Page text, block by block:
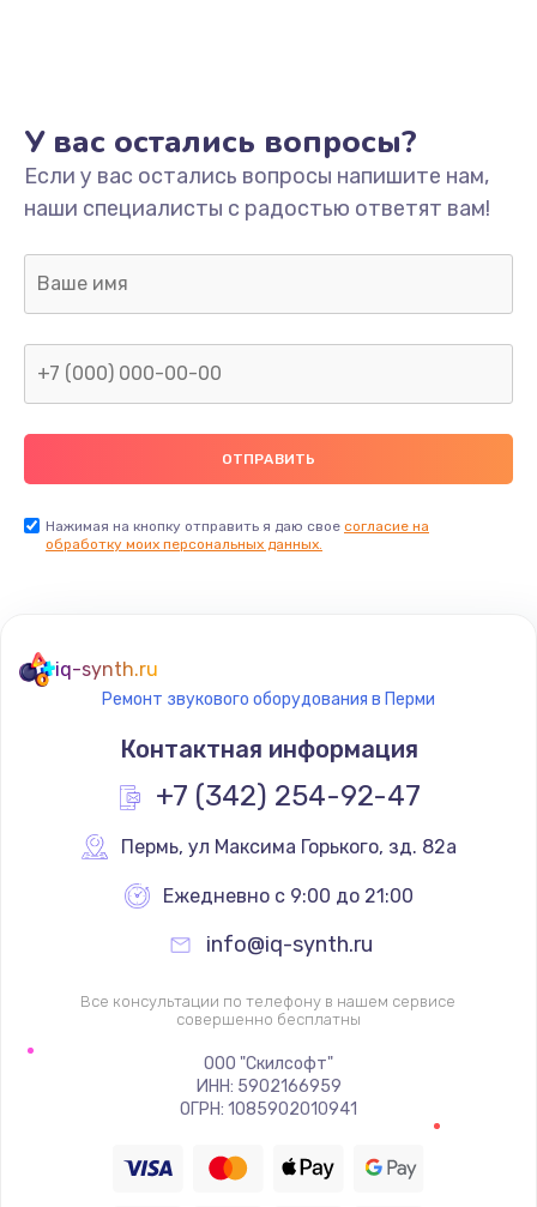
Не включается
1400 руб.
Заказать
Нет звука
800 руб.
Не видит флешку
400 руб.
Заказать
900 руб.
Заказать
900 руб.
Заказать
Не работает
Заказать
880 руб.
У вас остались вопросы?
Если у вас остались вопросы напишите нам,
наши специалисты с радостью ответят вам!
Нажимая на кнопку отправить я даю свое согласие на
обработку моих персональных данных.
iq-synth.ru
Ремонт звукового оборудования в Перми
Контактная информация
+7 (342) 254-92-47
Пермь, ул Максима Горького, зд. 82а
Ежедневно с 9:00 до 21:00
info@iq-synth.ru
Все консультации по телефону в нашем сервисе
совершенно бесплатны
ООО "Скилсофт"
ИНН: 5902166959
ОГРН: 1085902010941